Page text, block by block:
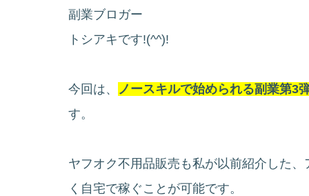
副業ブロガー
トシアキです!(^^)!
今回は、
ノースキルで始められる副業第3
す。
ヤフオク不用品販売も私が以前紹介した
く自宅で稼ぐことが可能です。